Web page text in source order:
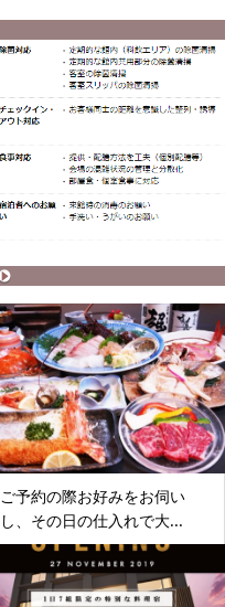
ご予約の際お好みをお伺い
し、その日の仕入れで大...